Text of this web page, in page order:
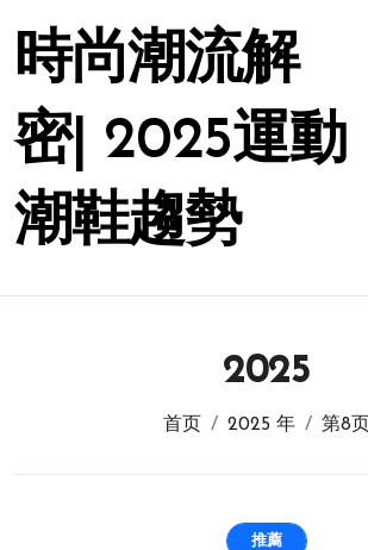
時尚潮流解
密| 2025運動
潮鞋趨勢
2025
首页 2025 年 第8页
推薦